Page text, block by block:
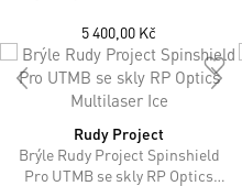
Laser Black
5 400,00 Kč
Rudy Project
Brýle Rudy Project Spinshield
Pro UTMB se skly RP Optics